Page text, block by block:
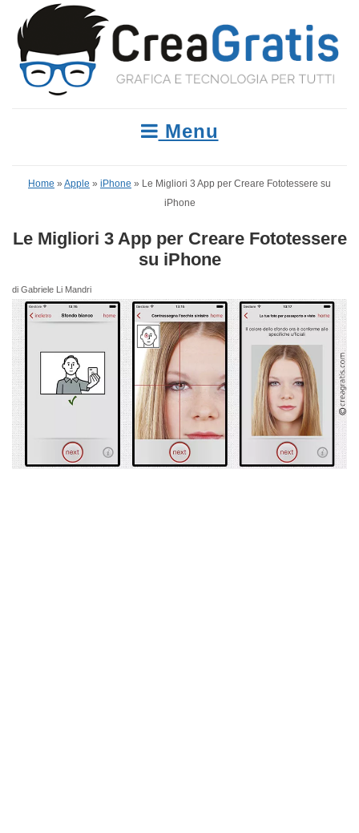
Menu
Home » Apple » iPhone » Le Migliori 3 App per Creare Fototessere su
iPhone
Le Migliori 3 App per Creare Fototessere
su iPhone
di Gabriele Li Mandri